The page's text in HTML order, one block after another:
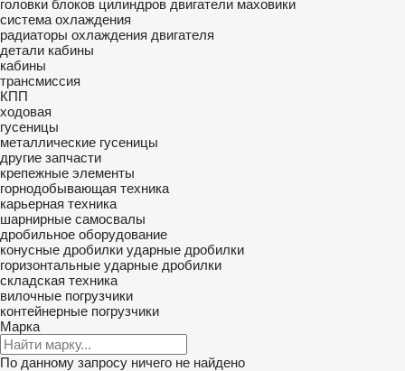
головки блоков цилиндров двигатели маховики
система охлаждения
радиаторы охлаждения двигателя
детали кабины
кабины
трансмиссия
КПП
ходовая
гусеницы
металлические гусеницы
другие запчасти
крепежные элементы
горнодобывающая техника
карьерная техника
шарнирные самосвалы
дробильное оборудование
конусные дробилки ударные дробилки
горизонтальные ударные дробилки
складская техника
вилочные погрузчики
контейнерные погрузчики
Марка
По данному запросу ничего не найдено